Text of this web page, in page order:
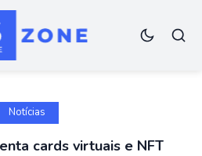
Notícias
cards virtuais e NFT